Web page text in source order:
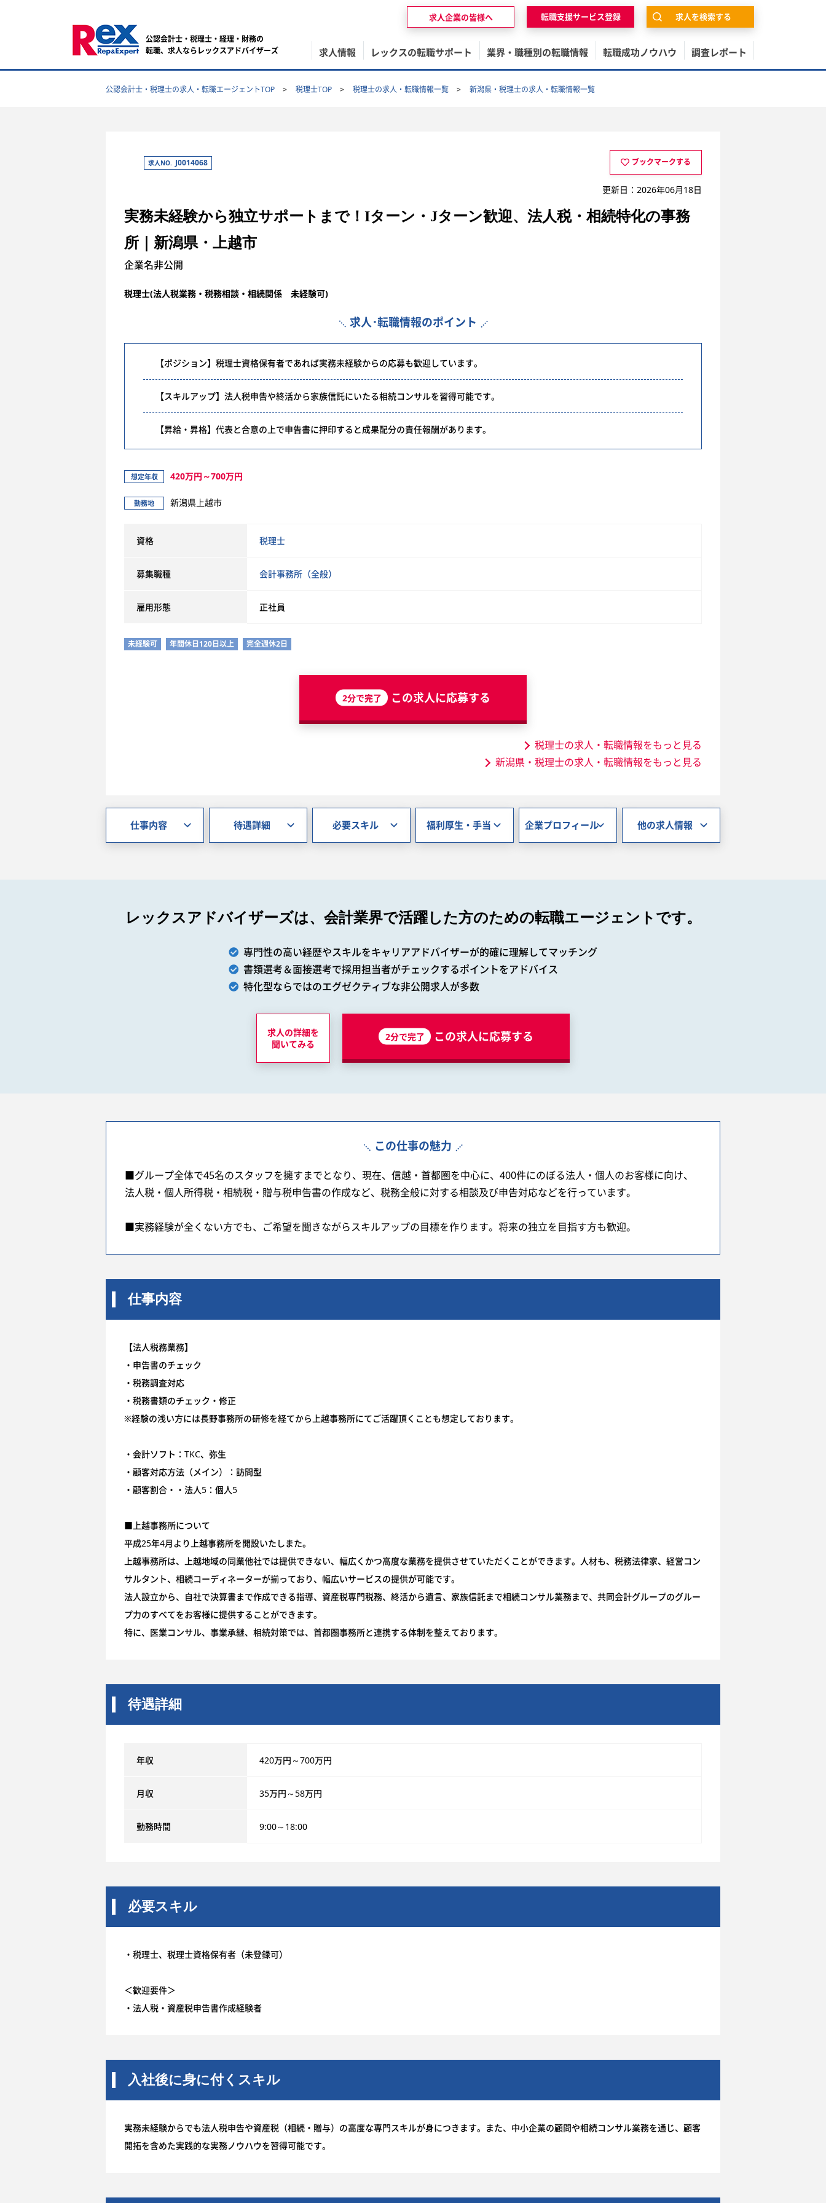
公認会計士・税理士・経理・財務の
転職、求人ならレックスアドバイザーズ
求人情報 レックスの転職サポート 業界・職種別の転職情報 転職成功ノウハウ 調査レポート
求人企業の皆様へ 転職支援サービス登録 求人を検索する
公認会計士・税理士の求人・転職エージェントTOP 税理士TOP 税理士の求人・転職情報一覧 新潟県・税理士の求人・転職情報一覧
求人NO. J0014068 ブックマークする
更新日：2026年06月18日
実務未経験から独立サポートまで！Iターン・Jターン歓迎、法人税・相続特化の事務
所｜新潟県・上越市
企業名非公開
税理士(法人税業務・税務相談・相続関係 未経験可)
求人･転職情報のポイント
【ポジション】税理士資格保有者であれば実務未経験からの応募も歓迎しています。
【スキルアップ】法人税申告や終活から家族信託にいたる相続コンサルを習得可能です。
【昇給・昇格】代表と合意の上で申告書に押印すると成果配分の責任報酬があります。
想定年収 420万円～700万円
勤務地 新潟県上越市
資格 税理士
募集職種 会計事務所（全般）
雇用形態 正社員
未経験可 年間休日120日以上 完全週休2日
2分で完了 この求人に応募する
税理士の求人・転職情報をもっと見る
新潟県・税理士の求人・転職情報をもっと見る
仕事内容 待遇詳細 必要スキル 福利厚生・手当 企業プロフィール 他の求人情報
レックスアドバイザーズは、会計業界で活躍した方のための転職エージェントです。
専門性の高い経歴やスキルをキャリアアドバイザーが的確に理解してマッチング
書類選考＆面接選考で採用担当者がチェックするポイントをアドバイス
特化型ならではのエグゼクティブな非公開求人が多数
求人の詳細を
聞いてみる
2分で完了 この求人に応募する
この仕事の魅力
■グループ全体で45名のスタッフを擁すまでとなり、現在、信越・首都圏を中心に、400件にのぼる法人・個人のお客様に向け、
法人税・個人所得税・相続税・贈与税申告書の作成など、税務全般に対する相談及び申告対応などを行っています。
■実務経験が全くない方でも、ご希望を聞きながらスキルアップの目標を作ります。将来の独立を目指す方も歓迎。
仕事内容
【法人税務業務】
・申告書のチェック
・税務調査対応
・税務書類のチェック・修正
※経験の浅い方には長野事務所の研修を経てから上越事務所にてご活躍頂くことも想定しております。
・会計ソフト：TKC、弥生
・顧客対応方法（メイン）：訪問型
・顧客割合・・法人5：個人5
■上越事務所について
平成25年4月より上越事務所を開設いたしまた。
上越事務所は、上越地域の同業他社では提供できない、幅広くかつ高度な業務を提供させていただくことができます。人材も、税務法律家、経営コン
サルタント、相続コーディネーターが揃っており、幅広いサービスの提供が可能です。
法人設立から、自社で決算書まで作成できる指導、資産税専門税務、終活から遺言、家族信託まで相続コンサル業務まで、共同会計グループのグルー
プ力のすべてをお客様に提供することができます。
特に、医業コンサル、事業承継、相続対策では、首都圏事務所と連携する体制を整えております。
待遇詳細
年収 420万円～700万円
月収 35万円～58万円
勤務時間 9:00～18:00
必要スキル
・税理士、税理士資格保有者（未登録可）
＜歓迎要件＞
・法人税・資産税申告書作成経験者
入社後に身に付くスキル
実務未経験からでも法人税申告や資産税（相続・贈与）の高度な専門スキルが身につきます。また、中小企業の顧問や相続コンサル業務を通じ、顧客
開拓を含めた実践的な実務ノウハウを習得可能です。